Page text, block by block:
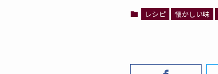
レシピ 懐かしい味